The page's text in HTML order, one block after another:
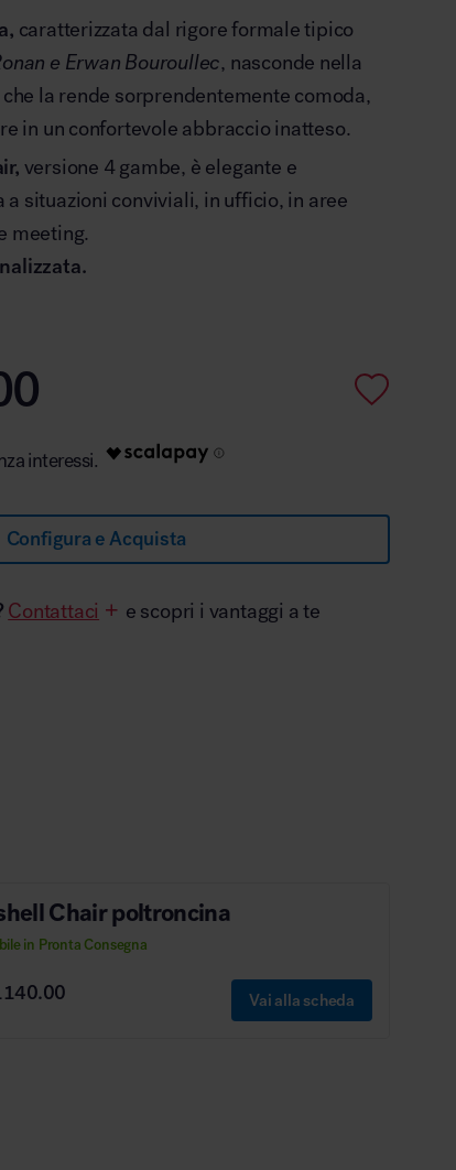
caratterizzata dal rigore formale tipico
e Erwan Bouroullec, nasconde nella
la rende sorprendentemente comoda,
in un confortevole abbraccio inatteso.
versione 4 gambe, è elegante e
situazioni conviviali, in ufficio, in aree
meeting.
Configura e Acquista
Contattaci
e scopri i vantaggi a te
Chair poltroncina
in Pronta Consegna
Vai alla scheda